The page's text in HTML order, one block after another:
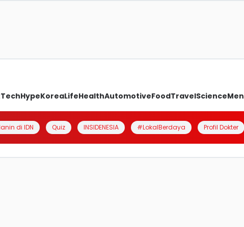
TechHypeKoreaLifeHealthAutomotiveFoodTravelScienceMen
di IDN Quiz INSIDENESIA #LokalBerdaya Profil Dokter